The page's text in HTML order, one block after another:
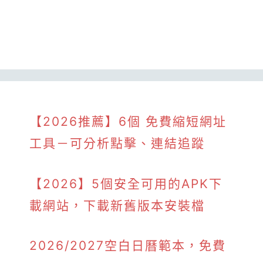
【2026推薦】6個 免費縮短網址
工具－可分析點擊、連結追蹤
【2026】5個安全可用的APK下
載網站，下載新舊版本安裝檔
2026/2027空白日曆範本，免費